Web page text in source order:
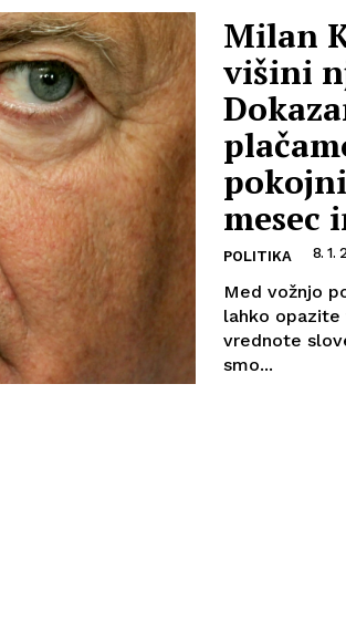
Milan
višini
mesec
POLITIKA 8. 1.
Med vožnjo
lahko opazite
vrednote
smo...